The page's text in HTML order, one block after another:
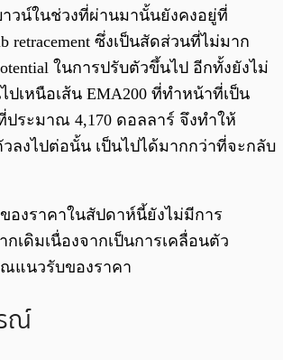
วน์ในช่วงที่ผ่านมานั้นยังคงอยู่ที่
retracement ซึ่งเป็นสัดส่วนที่ไม่มาก
ในการปรับตัวขึ้นไป อีกทั้งยังไม่
ปเหนือเส้น EMA200 ที่ทำหน้าที่เป็น
ระมาณ 4,170 ดอลลาร์ จึงทำให้
ลงไปต่อนั้น เป็นไปได้มากกว่าที่จะกลับ
องราคาในสัปดาห์นี้ยังไม่มีการ
กเดิมเนื่องจากเป็นการเคลื่อนตัว
ณแนวรับของราคา
ณ์